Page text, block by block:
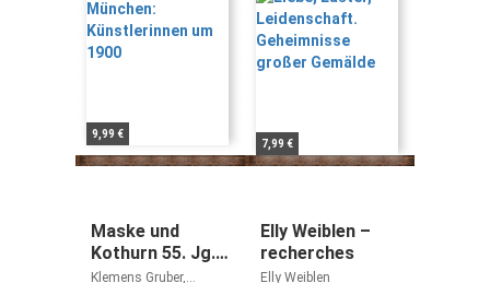
9,99 €
7,99 €
Maske und
Kothurn 55. Jg.
2009, Heft 3:
Klemens Gruber,
Elly Weiblen –
recherches
Elly Weiblen